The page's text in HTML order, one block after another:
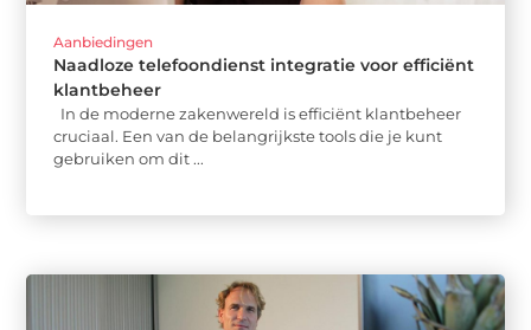
Aanbiedingen
Naadloze telefoondienst integratie voor efficiënt
klantbeheer
In de moderne zakenwereld is efficiënt klantbeheer
cruciaal. Een van de belangrijkste tools die je kunt
gebruiken om dit ...